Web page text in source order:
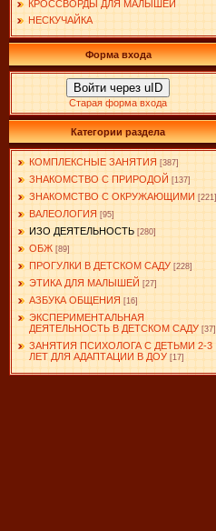
КРОССВОРДЫ ДЛЯ МАЛЫШЕЙ
НЕСКУЧАЙКА
Форма входа
Войти через uID
Старая форма входа
Категории раздела
КОМПЛЕКСНЫЕ ЗАНЯТИЯ [387]
ЗНАКОМСТВО С ПРИРОДОЙ [137]
ЗНАКОМСТВО С ОКРУЖАЮЩИМИ [221]
ВАЛЕОЛОГИЯ [95]
ИЗО ДЕЯТЕЛЬНОСТЬ [280]
ОБЖ [89]
ПРОГУЛКИ В ДЕТСКОМ САДУ [228]
ЭТИКА ДЛЯ МАЛЫШЕЙ [27]
АЗБУКА ОБЩЕНИЯ [16]
ЭКСПЕРИМЕНТАЛЬНАЯ
ДЕЯТЕЛЬНОСТЬ В ДЕТСКОМ САДУ [37]
ЗАНЯТИЯ ПСИХОЛОГА С ДЕТЬМИ 2-3
ЛЕТ ДЛЯ АДАПТАЦИИ В ДОУ [17]